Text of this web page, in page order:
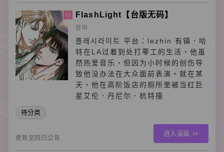
13 FlashLight【台版无码】
양마
플래시라이트 平台：lezhin 有镇．哈
特在LA过着到处打零工的生活，他虽
然热爱音乐，但因为小时候的创伤导
致他没办法在大众面前表演。就在某
天，他在高阶饭店的厕所里被当红巨
星艾伦．丹尼尔．杭特撞
待分类
更新至回归公告
进入漫画